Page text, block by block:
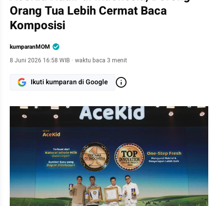
Orang Tua Lebih Cermat Baca
Komposisi
kumparanMOM
8 Juni 2026 16:58 WIB · waktu baca 3 menit
Ikuti kumparan di Google